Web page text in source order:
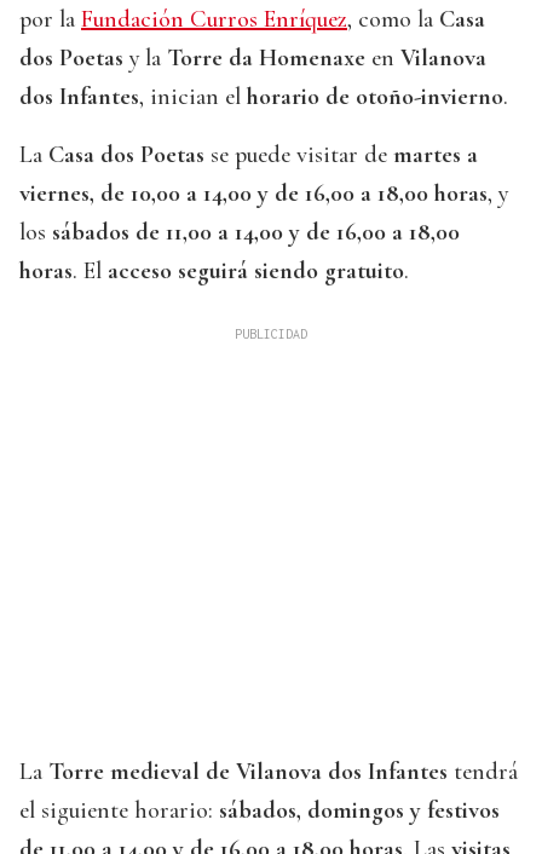
por la Fundación Curros Enríquez, como la Casa
dos Poetas y la Torre da Homenaxe en Vilanova
dos Infantes, inician el horario de otoño-invierno.
La Casa dos Poetas se puede visitar de martes a
viernes, de 10,00 a 14,00 y de 16,00 a 18,00 horas, y
los sábados de 11,00 a 14,00 y de 16,00 a 18,00
horas. El acceso seguirá siendo gratuito.
La Torre medieval de Vilanova dos Infantes tendrá
el siguiente horario: sábados, domingos y festivos